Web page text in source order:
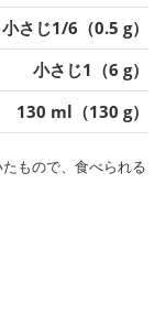
小さじ1/6（0.5 g）
小さじ1（6 g）
130 ml（130 g）
もので、食べられる